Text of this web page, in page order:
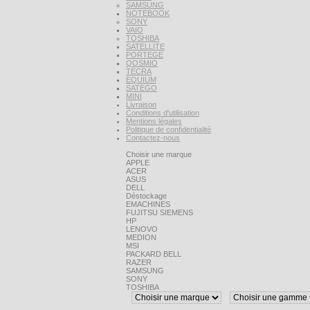
SAMSUNG
NOTEBOOK
SONY
VAIO
TOSHIBA
SATELLITE
PORTEGE
QOSMIO
TECRA
EQUIUM
SATEGO
MINI
Livraison
Conditions d'utilisation
Mentions légales
Politique de confidentialité
Contactez-nous
Choisir une marque
APPLE
ACER
ASUS
DELL
Déstockage
EMACHINES
FUJITSU SIEMENS
HP
LENOVO
MEDION
MSI
PACKARD BELL
RAZER
SAMSUNG
SONY
TOSHIBA